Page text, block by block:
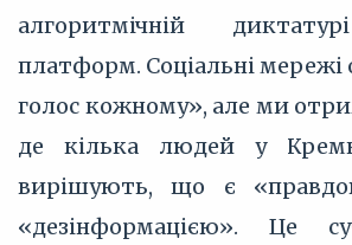
алгоритмічній
платформ. Соціальні мережі
голос кожному», але ми
де кілька людей у
вирішують, що є
«дезінформацією». Це